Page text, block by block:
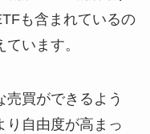
も含まれているの
います。
売買ができるよう
り自由度が高まっ